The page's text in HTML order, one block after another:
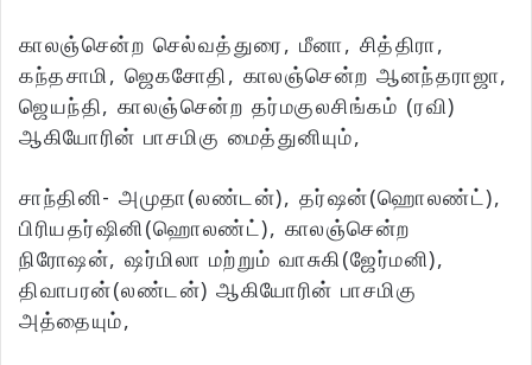
காலஞ்சென்ற செல்வத்துரை, மீனா, சித்திரா,
கந்தசாமி, ஜெகசோதி, காலஞ்சென்ற ஆனந்தராஜா,
ஜெயந்தி, காலஞ்சென்ற தர்மகுலசிங்கம் (ரவி)
ஆகியோரின் பாசமிகு மைத்துனியும்,
சாந்தினி- அமுதா(லண்டன்), தர்ஷன்(ஹொலண்ட்),
பிரியதர்ஷினி(ஹொலண்ட்), காலஞ்சென்ற
நிரோஷன், ஷர்மிலா மற்றும் வாசுகி(ஜேர்மனி),
திவாபரன்(லண்டன்) ஆகியோரின் பாசமிகு
அத்தையும்,